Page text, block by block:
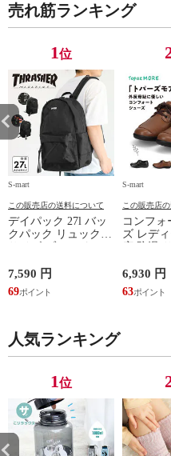
売れ筋ランキング
1位
S-mart
この販売店の送料について
デイパック 27l バッ
クパック リュック
鞄 機内持ち込み 夏
スラッシャー
THRASHER r1929
7,590 円
69
S-mart
この販売店
コンフォ
ズ レディ
シューズ
ズ モア
ルシュー
TOPAZ
6,930 円
63
人気ランキング
1位